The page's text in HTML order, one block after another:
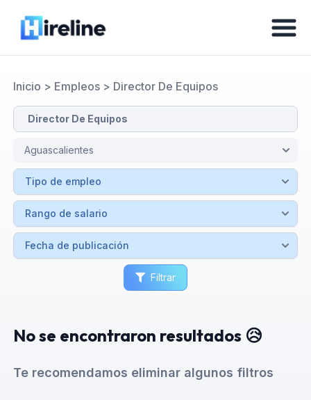
Inicio > Empleos> Director De Equipos
Filtrar
No se encontraron resultados 😥
Te recomendamos eliminar algunos filtros